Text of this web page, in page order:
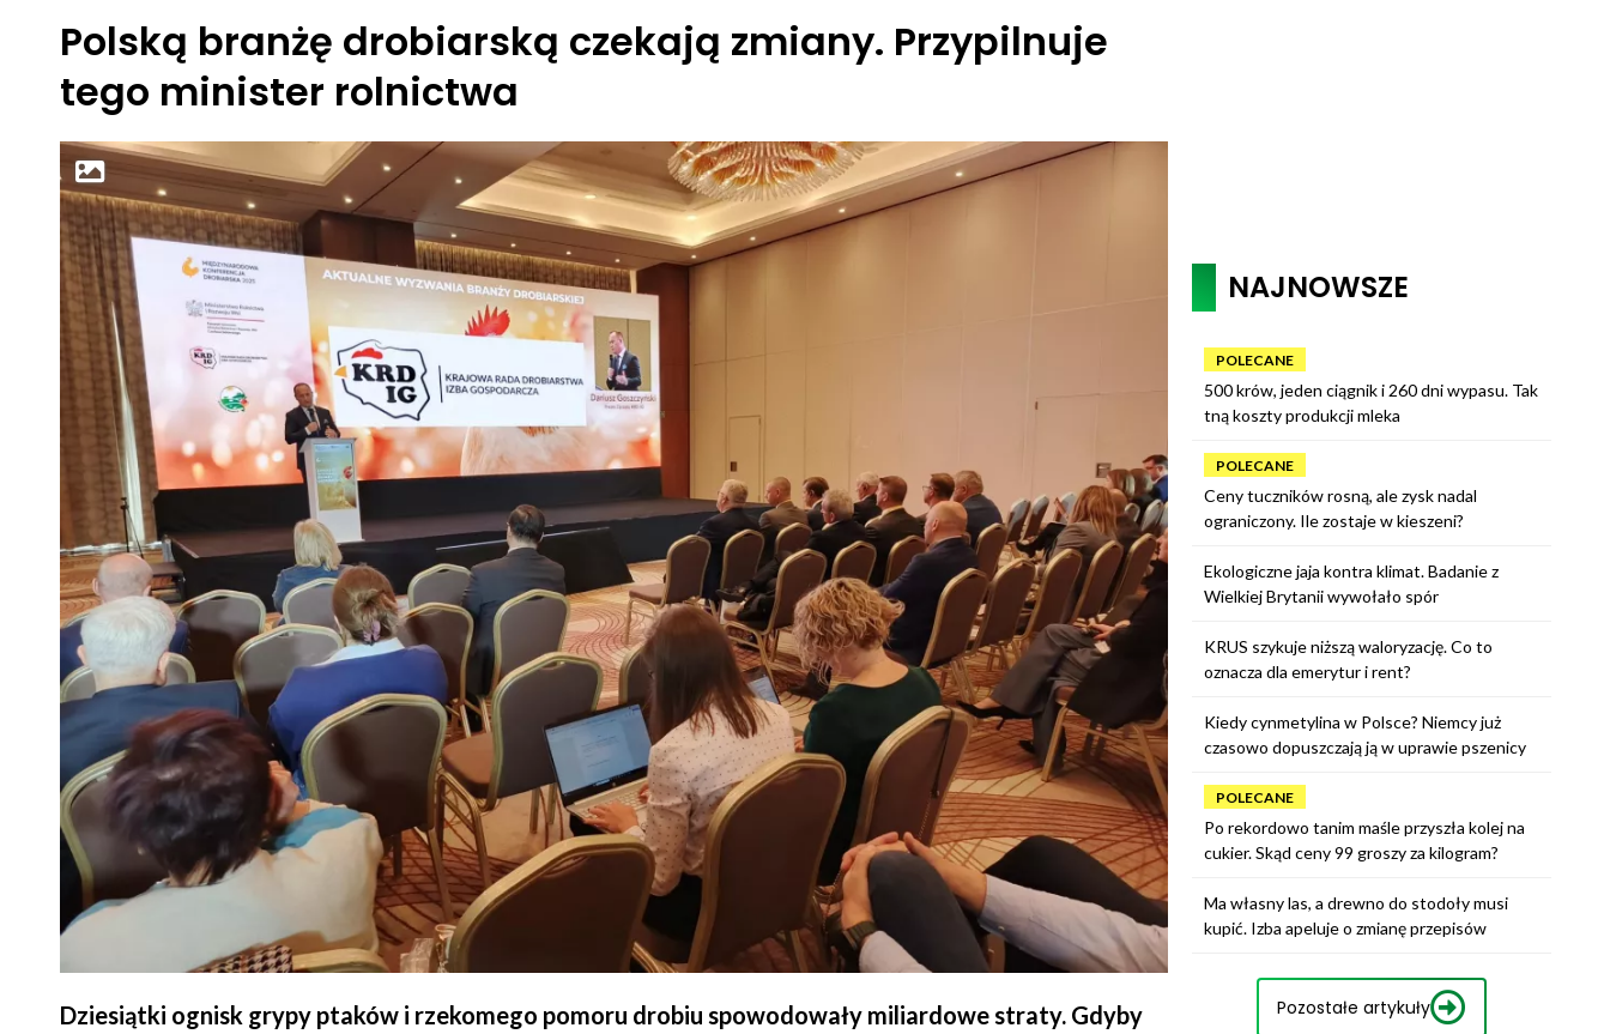
Polską branżę drobiarską czekają zmiany. Przypilnuje
tego minister rolnictwa
Dziesiątki ognisk grypy ptaków i rzekomego pomoru drobiu spowodowały miliardowe straty. Gdyby
NAJNOWSZE
POLECANE
500 krów, jeden ciągnik i 260 dni wypasu. Tak
tną koszty produkcji mleka
POLECANE
Ceny tuczników rosną, ale zysk nadal
ograniczony. Ile zostaje w kieszeni?
Ekologiczne jaja kontra klimat. Badanie z
Wielkiej Brytanii wywołało spór
KRUS szykuje niższą waloryzację. Co to
oznacza dla emerytur i rent?
Kiedy cynmetylina w Polsce? Niemcy już
czasowo dopuszczają ją w uprawie pszenicy
POLECANE
Po rekordowo tanim maśle przyszła kolej na
cukier. Skąd ceny 99 groszy za kilogram?
Ma własny las, a drewno do stodoły musi
kupić. Izba apeluje o zmianę przepisów
Pozostałe artykuły